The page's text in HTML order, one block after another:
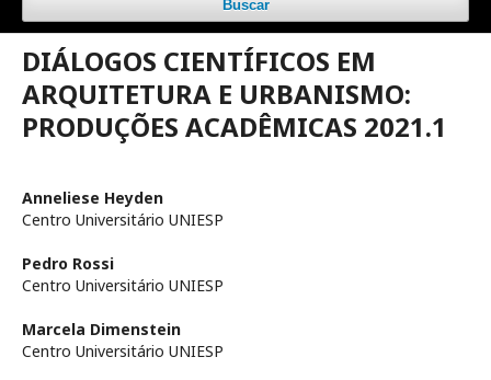
Buscar
DIÁLOGOS CIENTÍFICOS EM
ARQUITETURA E URBANISMO:
PRODUÇÕES ACADÊMICAS 2021.1
Anneliese Heyden
Centro Universitário UNIESP
Pedro Rossi
Centro Universitário UNIESP
Marcela Dimenstein
Centro Universitário UNIESP